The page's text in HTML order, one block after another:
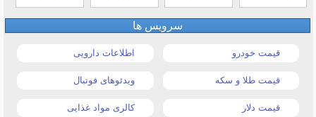
سرویس ها
قیمت خودرو اطلاعات دارویی
قیمت طلا و سکه ویدئوهای فوتبال
قیمت دلار کالری مواد غذایی